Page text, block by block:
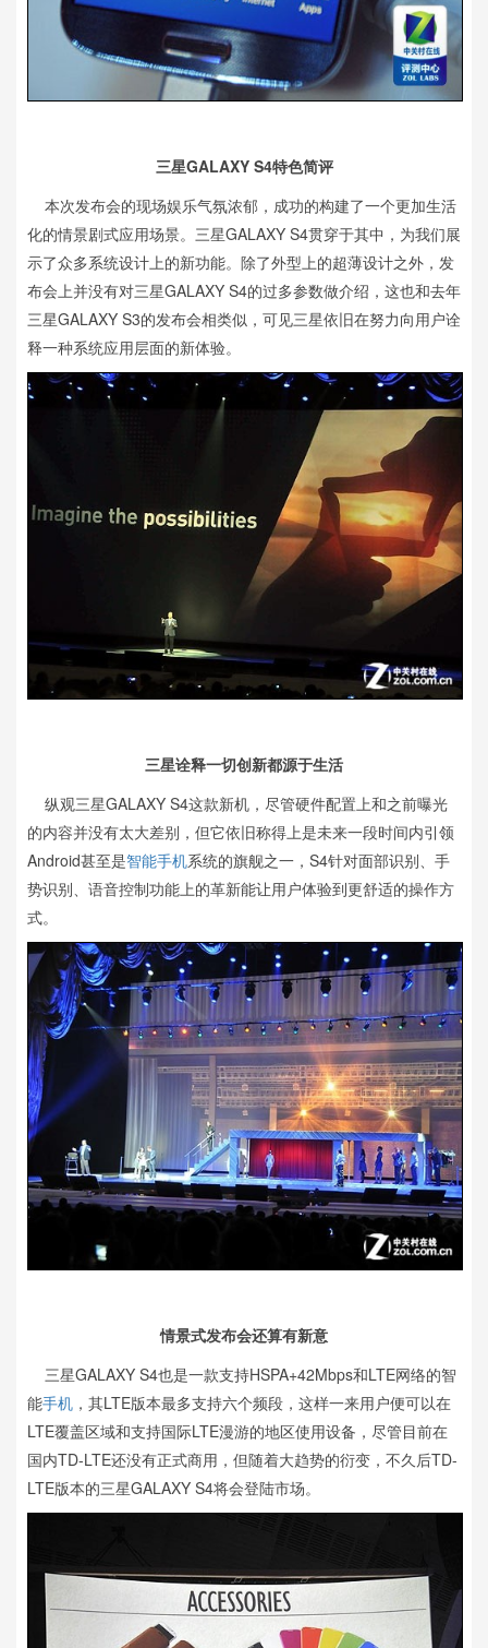
三星GALAXY S4特色简评
本次发布会的现场娱乐气氛浓郁，成功的构建了一个更加生活
化的情景剧式应用场景。三星GALAXY S4贯穿于其中，为我们展
示了众多系统设计上的新功能。除了外型上的超薄设计之外，发
布会上并没有对三星GALAXY S4的过多参数做介绍，这也和去年
三星GALAXY S3的发布会相类似，可见三星依旧在努力向用户诠
释一种系统应用层面的新体验。
三星诠释一切创新都源于生活
纵观三星GALAXY S4这款新机，尽管硬件配置上和之前曝光
的内容并没有太大差别，但它依旧称得上是未来一段时间内引领
Android甚至是智能手机系统的旗舰之一，S4针对面部识别、手
势识别、语音控制功能上的革新能让用户体验到更舒适的操作方
式。
情景式发布会还算有新意
三星GALAXY S4也是一款支持HSPA+42Mbps和LTE网络的智
能手机 ，其LTE版本最多支持六个频段，这样一来用户便可以在
LTE覆盖区域和支持国际LTE漫游的地区使用设备，尽管目前在
国内TD-LTE还没有正式商用，但随着大趋势的衍变，不久后TD-
LTE版本的三星GALAXY S4将会登陆市场。